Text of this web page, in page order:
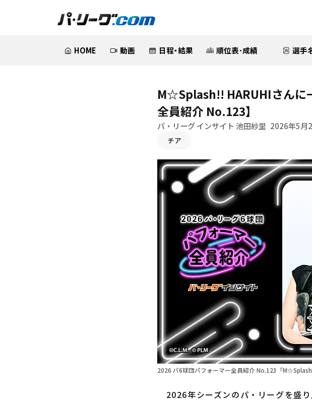
HOME 動画 日程・結果 順位表･成績 選手
M☆Splash!! HARUHIさんに
全員紹介 No.123】
パ・リーグ インサイト 池田紗里 2026年5月
チア
2026 パ6球団パフォーマー全員紹介 No.123「
2026年シーズンのパ・リーグを盛